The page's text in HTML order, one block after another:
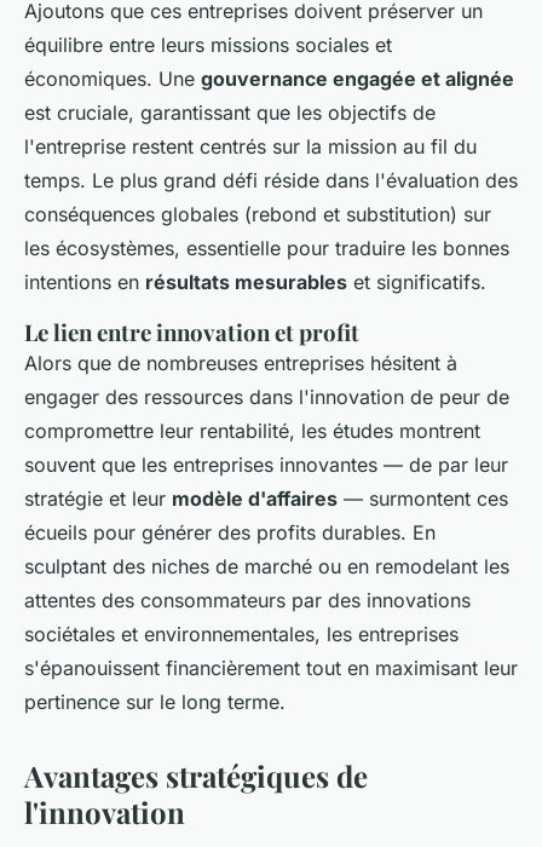
Ajoutons que ces entreprises doivent préserver un
équilibre entre leurs missions sociales et
économiques. Une gouvernance engagée et alignée
est cruciale, garantissant que les objectifs de
l'entreprise restent centrés sur la mission au fil du
temps. Le plus grand défi réside dans l'évaluation des
conséquences globales (rebond et substitution) sur
les écosystèmes, essentielle pour traduire les bonnes
intentions en résultats mesurables et significatifs.
Le lien entre innovation et profit
Alors que de nombreuses entreprises hésitent à
engager des ressources dans l'innovation de peur de
compromettre leur rentabilité, les études montrent
souvent que les entreprises innovantes — de par leur
stratégie et leur modèle d'affaires — surmontent ces
écueils pour générer des profits durables. En
sculptant des niches de marché ou en remodelant les
attentes des consommateurs par des innovations
sociétales et environnementales, les entreprises
s'épanouissent financièrement tout en maximisant leur
pertinence sur le long terme.
Avantages stratégiques de
l'innovation